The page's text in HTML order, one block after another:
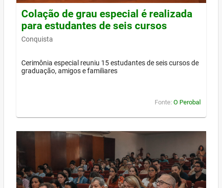
Colação de grau especial é realizada
para estudantes de seis cursos
Conquista
Cerimônia especial reuniu 15 estudantes de seis cursos de
graduação, amigos e familiares
Fonte: O Perobal